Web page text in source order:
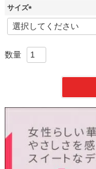
須
サイズ
(
必